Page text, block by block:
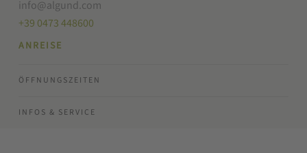
info@algund.com
+39 0473 448600
ANREISE
ÖFFNUNGSZEITEN
INFOS & SERVICE